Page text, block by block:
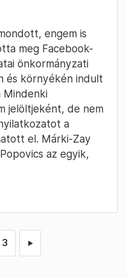
engem is
meg Facebook-
önkormányzati
és környékén indult
Mindenki
jelöltjeként, de nem
a
el. Márki-Zay
az egyik,
3 ►